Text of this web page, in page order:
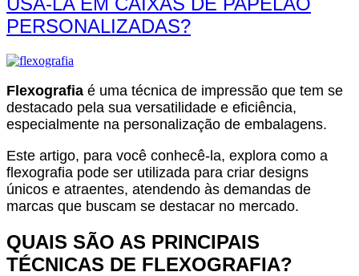
PERSONALIZADAS?
Flexografia é uma técnica de impressão que tem se
destacado pela sua versatilidade e eficiência,
especialmente na personalização de embalagens.
Este artigo, para você conhecê-la, explora como a
flexografia pode ser utilizada para criar designs
únicos e atraentes, atendendo às demandas de
marcas que buscam se destacar no mercado.
QUAIS SÃO AS PRINCIPAIS
TÉCNICAS DE FLEXOGRAFIA?